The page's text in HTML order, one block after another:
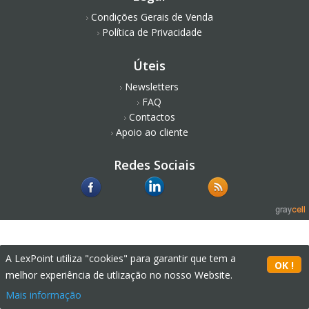
Condições Gerais de Venda
Política de Privacidade
Úteis
Newsletters
FAQ
Contactos
Apoio ao cliente
Redes Sociais
A LexPoint utiliza "cookies" para garantir que tem a
melhor experiência de utlização no nosso Website.
Mais informação